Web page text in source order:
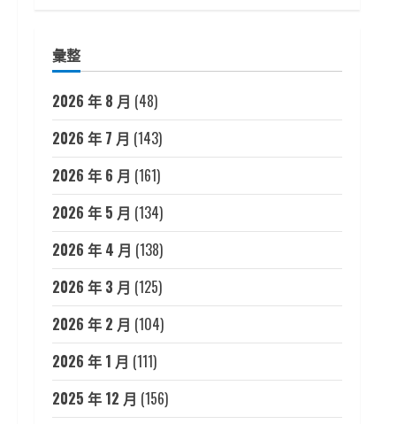
彙整
2026 年 8 月 (48)
2026 年 7 月 (143)
2026 年 6 月 (161)
2026 年 5 月 (134)
2026 年 4 月 (138)
2026 年 3 月 (125)
2026 年 2 月 (104)
2026 年 1 月 (111)
2025 年 12 月 (156)